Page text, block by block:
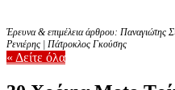
Έρευνα & επιμέλεια άρθρου: Παναγιώτης
Ρενιέρης | Πάτροκλος Γκούσης
« Δείτε όλα